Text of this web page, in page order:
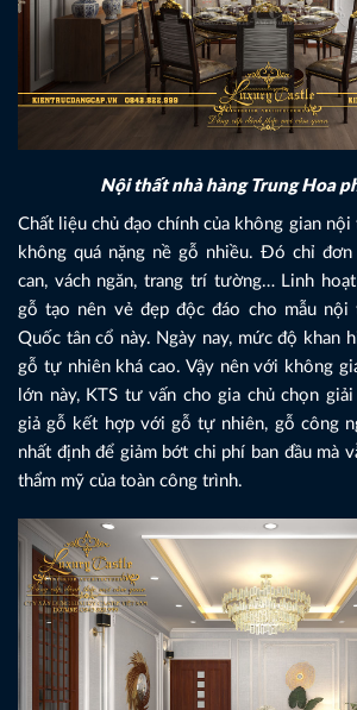
Nội thất nhà hàng Trung Hoa
Chất liệu chủ đạo chính của không gian
không quá nặng nề gỗ nhiều. Đó chỉ đơn
can, vách ngăn, trang trí tường… Linh
gỗ tạo nên vẻ đẹp độc đáo cho mẫu nội
Quốc tân cổ này. Ngày nay, mức độ khan
gỗ tự nhiên khá cao. Vậy nên với không
lớn này, KTS tư vấn cho gia chủ chọn
giả gỗ kết hợp với gỗ tự nhiên, gỗ công
nhất định để giảm bớt chi phí ban đầu mà
thẩm mỹ của toàn công trình.